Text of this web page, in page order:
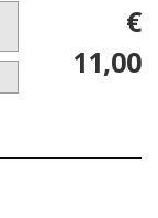
€
11,00